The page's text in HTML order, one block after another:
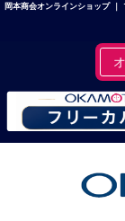
岡本商会オンラインショップ ｜